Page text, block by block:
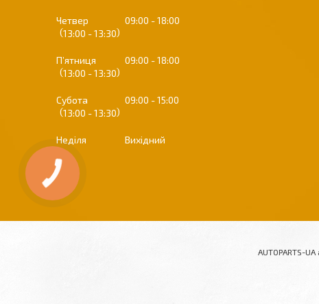
Четвер 09:00
18:00
13:00
13:30
Пʼятниця 09:00
18:00
13:00
13:30
Субота 09:00
15:00
13:00
13:30
Неділя Вихідний